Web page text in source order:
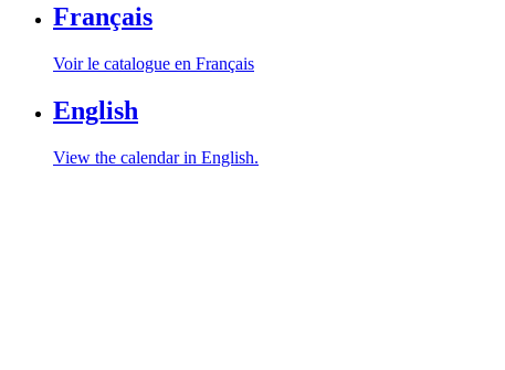
Français
Voir le catalogue en Français
English
View the calendar in English.